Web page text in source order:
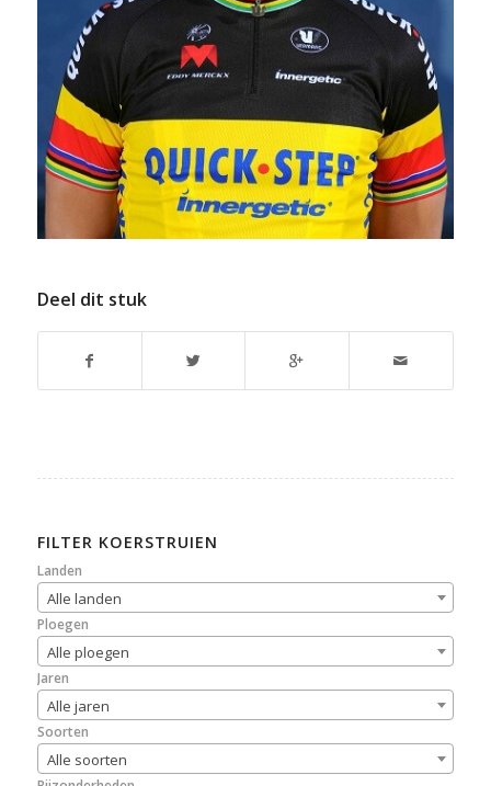
Deel dit stuk
FILTER KOERSTRUIEN
Landen
Alle landen
Ploegen
Alle ploegen
Jaren
Alle jaren
Soorten
Alle soorten